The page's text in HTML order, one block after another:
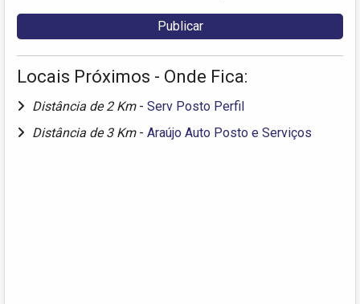
Locais Próximos - Onde Fica:
Distância de 2 Km - Serv Posto Perfil
Distância de 3 Km - Araújo Auto Posto e Serviços